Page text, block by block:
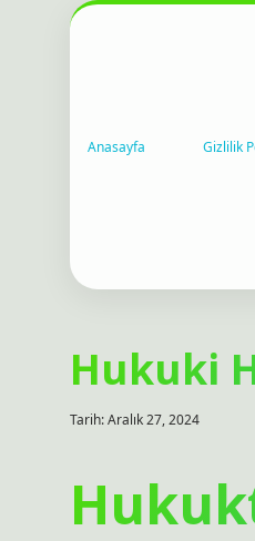
Anasayfa Gizlilik
Hukuki
Tarih: Aralık 27, 2024